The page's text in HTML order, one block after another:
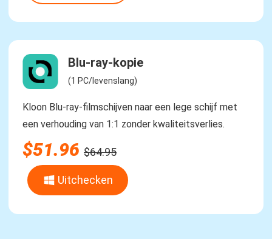
Blu-ray-kopie
(1 PC/levenslang)
Kloon Blu-ray-filmschijven naar een lege schijf met
een verhouding van 1:1 zonder kwaliteitsverlies.
$51.96 $64.95
Uitchecken